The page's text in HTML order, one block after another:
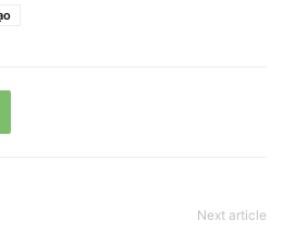
Next article